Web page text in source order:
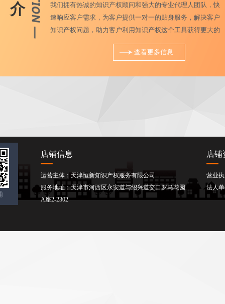
介
我们拥有热诚的知识产权顾问和强大的专业代理人团队，快
速响应客户需求，为客户提供一对一的贴身服务，解决客户
知识产权问题，助力客户利用知识产权这个工具获得更大的
商业成功。另外，恒新知识产权还配备有国内最优秀的VI设
计团队，我们本着立足企业品牌建设与推广，以客户需求为
查看更多信息